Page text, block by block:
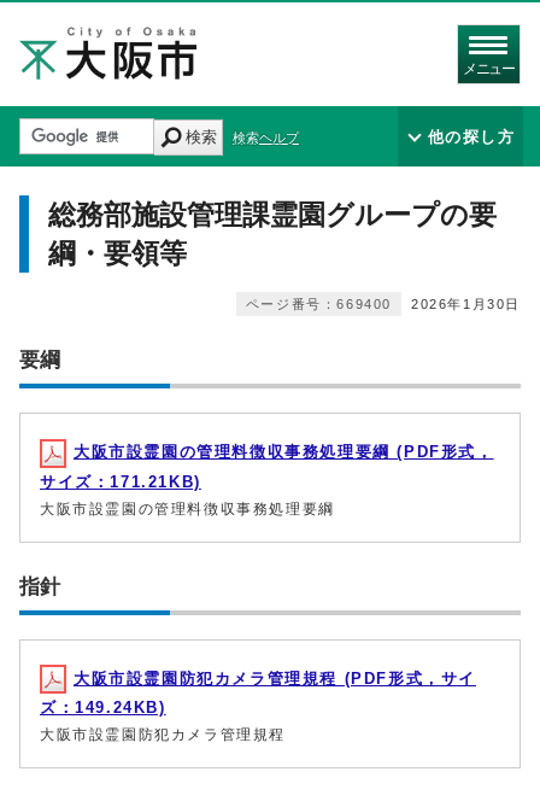
メニュー
検索 検索ヘルプ 他の探し方
総務部施設管理課霊園グループの要
綱・要領等
2026年1月30日
ページ番号：669400
要綱
大阪市設霊園の管理料徴収事務処理要綱 (PDF形式，
サイズ：171.21KB)
大阪市設霊園の管理料徴収事務処理要綱
指針
大阪市設霊園防犯カメラ管理規程 (PDF形式，サイ
ズ：149.24KB)
大阪市設霊園防犯カメラ管理規程